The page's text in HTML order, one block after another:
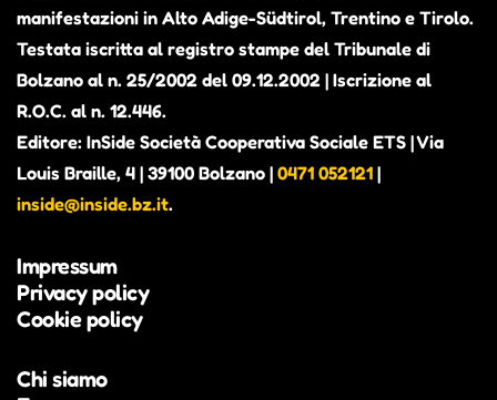
manifestazioni in Alto Adige-Südtirol, Trentino e Tirolo.
Testata iscritta al registro stampe del Tribunale di
Bolzano al n. 25/2002 del 09.12.2002 | Iscrizione al
R.O.C. al n. 12.446.
Editore: InSide Società Cooperativa Sociale ETS | Via
Louis Braille, 4 | 39100 Bolzano | 0471 052121 |
inside@inside.bz.it.
Impressum
Privacy policy
Cookie policy
Chi siamo